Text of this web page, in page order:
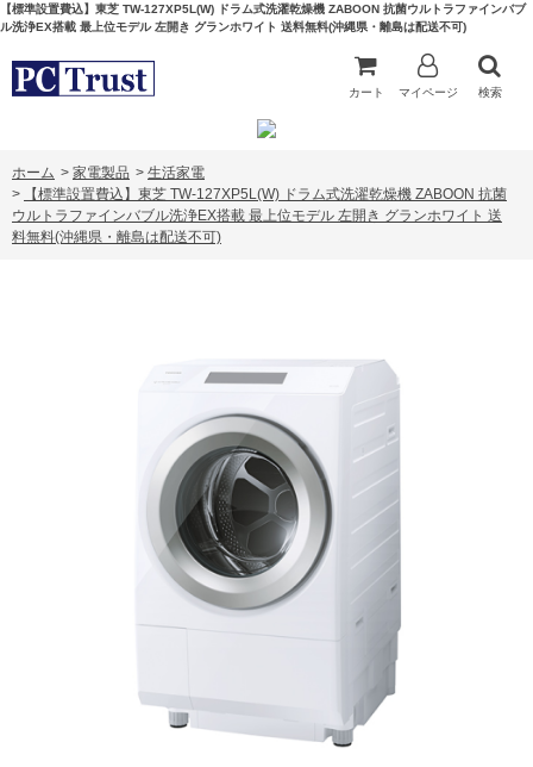
【標準設置費込】東芝 TW-127XP5L(W) ドラム式洗濯乾燥機 ZABOON 抗菌ウルトラファインバブ
ル洗浄EX搭載 最上位モデル 左開き グランホワイト 送料無料(沖縄県・離島は配送不可)
カート マイページ 検索
ホーム > 家電製品 > 生活家電
>
【標準設置費込】東芝 TW-127XP5L(W) ドラム式洗濯乾燥機 ZABOON 抗菌
ウルトラファインバブル洗浄EX搭載 最上位モデル 左開き グランホワイト 送
料無料(沖縄県・離島は配送不可)